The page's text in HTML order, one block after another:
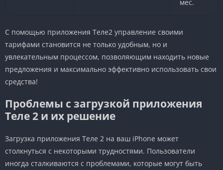
мес.
С помощью приложения Теле2 управление своими
тарифами становится не только удобным, но и
увлекательным процессом, позволяющим находить новые
предложения и максимально эффективно использовать свои
средства!
Проблемы с загрузкой приложения
Теле 2 и их решение
Загрузка приложения Теле 2 на ваш iPhone может
столкнуться с некоторыми трудностями. Пользователи
иногда сталкиваются с проблемами, которые могут быть